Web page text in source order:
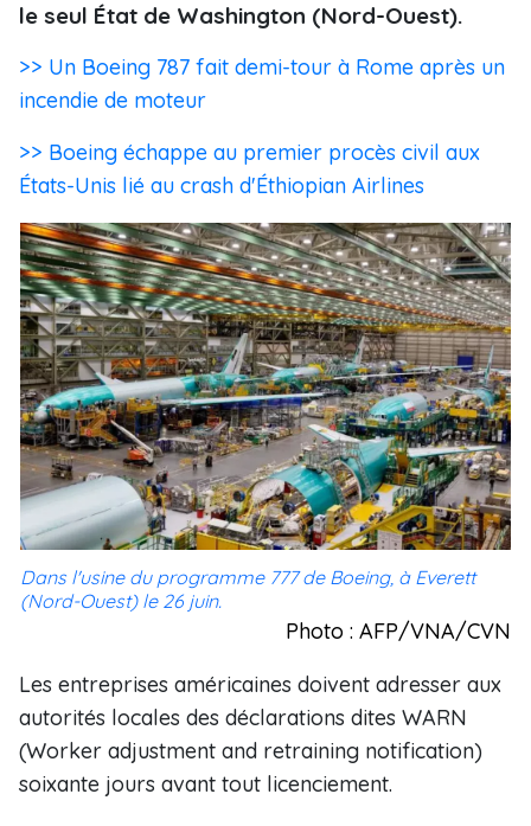
le seul État de Washington (Nord-Ouest).
>> Un Boeing 787 fait demi-tour à Rome après un
incendie de moteur
>> Boeing échappe au premier procès civil aux
États-Unis lié au crash d'Éthiopian Airlines
Dans l'usine du programme 777 de Boeing, à Everett
(Nord-Ouest) le 26 juin.
Photo : AFP/VNA/CVN
Les entreprises américaines doivent adresser aux
autorités locales des déclarations dites WARN
(Worker adjustment and retraining notification)
soixante jours avant tout licenciement.